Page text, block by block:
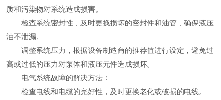
质和污染物对系统造成损害。
检查系统密封性，及时更换损坏的密封件和油管，确保液压
油不泄漏。
调整系统压力，根据设备制造商的推荐值进行设定，避免过
高或过低的压力对泵体和液压元件造成损坏。
电气系统故障的解决方法：
检查电线和电缆的完好性，及时更换老化或破损的电线。